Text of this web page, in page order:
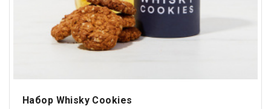
Набор Whisky Cookies